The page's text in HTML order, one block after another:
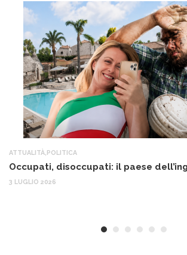
ATTUALITÀ POLITICA
Occupati, disoccupati: il paese
3 LUGLIO 2026